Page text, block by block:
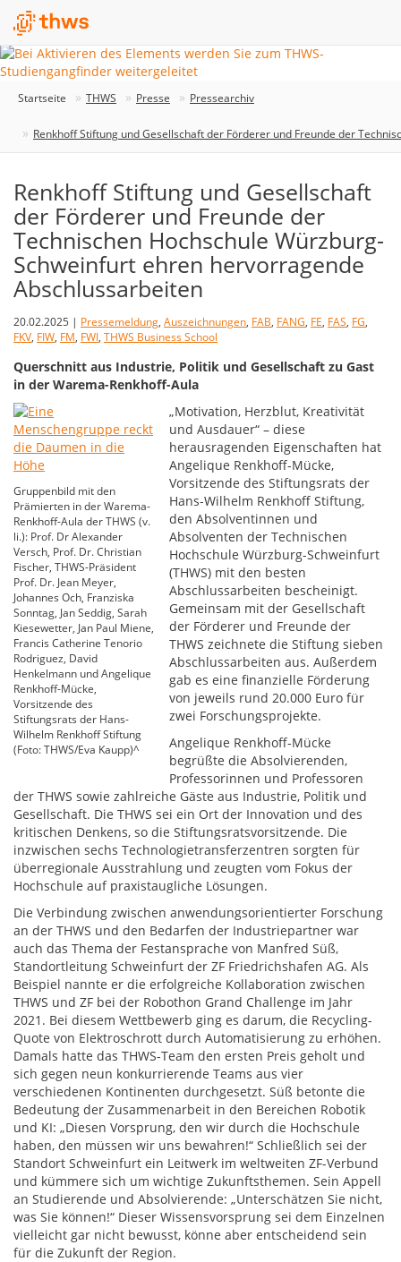
Startseite THWS Presse Pressearchiv
Renkhoff Stiftung und Gesellschaft der Förderer und Freunde der
Renkhoff Stiftung und Gesellschaft
der Förderer und Freunde der
Technischen Hochschule Würzburg-
Schweinfurt ehren hervorragende
Abschlussarbeiten
20.02.2025 | Pressemeldung, Auszeichnungen, FAB, FANG, FE, FAS, FG,
FKV, FIW, FM, FWI, THWS Business School
Querschnitt aus Industrie, Politik und Gesellschaft zu Gast
in der Warema-Renkhoff-Aula
Gruppenbild mit den
Prämierten in der Warema-
Renkhoff-Aula der THWS (v.
li.): Prof. Dr Alexander
Versch, Prof. Dr. Christian
Fischer, THWS-Präsident
Prof. Dr. Jean Meyer,
Johannes Och, Franziska
Sonntag, Jan Seddig, Sarah
Kiesewetter, Jan Paul Miene,
Francis Catherine Tenorio
Rodriguez, David
Henkelmann und Angelique
Renkhoff-Mücke,
Vorsitzende des
Stiftungsrats der Hans-
Wilhelm Renkhoff Stiftung
(Foto: THWS/Eva Kaupp)^
„Motivation, Herzblut, Kreativität
und Ausdauer“ – diese
herausragenden Eigenschaften hat
Angelique Renkhoff-Mücke,
Vorsitzende des Stiftungsrats der
Hans-Wilhelm Renkhoff Stiftung,
den Absolventinnen und
Absolventen der Technischen
Hochschule Würzburg-Schweinfurt
(THWS) mit den besten
Abschlussarbeiten bescheinigt.
Gemeinsam mit der Gesellschaft
der Förderer und Freunde der
THWS zeichnete die Stiftung sieben
Abschlussarbeiten aus. Außerdem
gab es eine finanzielle Förderung
von jeweils rund 20.000 Euro für
zwei Forschungsprojekte.
Angelique Renkhoff-Mücke
begrüßte die Absolvierenden,
Professorinnen und Professoren
der THWS sowie zahlreiche Gäste aus Industrie, Politik und
Gesellschaft. Die THWS sei ein Ort der Innovation und des
kritischen Denkens, so die Stiftungsratsvorsitzende. Die
inzwischen sechs Technologietransferzentren sorgten für
überregionale Ausstrahlung und zeugten vom Fokus der
Hochschule auf praxistaugliche Lösungen.
Die Verbindung zwischen anwendungsorientierter Forschung
an der THWS und den Bedarfen der Industriepartner war
auch das Thema der Festansprache von Manfred Süß,
Standortleitung Schweinfurt der ZF Friedrichshafen AG. Als
Beispiel nannte er die erfolgreiche Kollaboration zwischen
THWS und ZF bei der Robothon Grand Challenge im Jahr
2021. Bei diesem Wettbewerb ging es darum, die Recycling-
Quote von Elektroschrott durch Automatisierung zu erhöhen.
Damals hatte das THWS-Team den ersten Preis geholt und
sich gegen neun konkurrierende Teams aus vier
verschiedenen Kontinenten durchgesetzt. Süß betonte die
Bedeutung der Zusammenarbeit in den Bereichen Robotik
und KI: „Diesen Vorsprung, den wir durch die Hochschule
haben, den müssen wir uns bewahren!“ Schließlich sei der
Standort Schweinfurt ein Leitwerk im weltweiten ZF-Verbund
und kümmere sich um wichtige Zukunftsthemen. Sein Appell
an Studierende und Absolvierende: „Unterschätzen Sie nicht,
was Sie können!“ Dieser Wissensvorsprung sei dem Einzelnen
vielleicht gar nicht bewusst, könne aber entscheidend sein
für die Zukunft der Region.